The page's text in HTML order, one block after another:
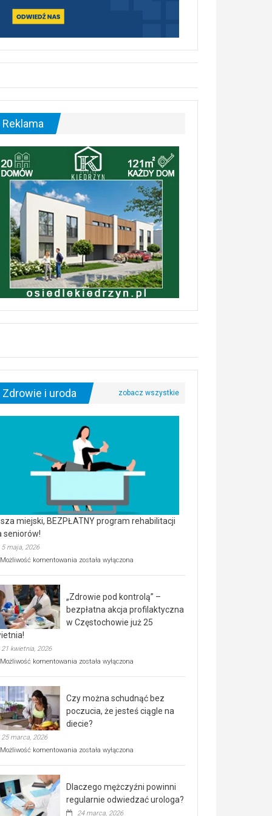
Reklama
Zdrowie i uroda
miejski, BEZPŁATNY program rehabilitacji
seniorów!
5 maja, 2026
Możliwość komentowania Rusza
rehabilitacji
dla
seniorów!
została wyłączona
„Zdrowie pod kontrolą” –
bezpłatna akcja profilaktyczna
w Częstochowie już 25
21 kwietnia, 2026
Możliwość komentowania „Zdrowie
bezpłatna
akcja
profilaktyczna
w
już
kwietnia!
została wyłączona
Czy można schudnąć bez
poczucia, że jesteś ciągle na
diecie?
25 marca, 2026
Możliwość komentowania Czy
poczucia,
że
została wyłączona
Dlaczego mężczyźni powinni
regularnie odwiedzać urologa?
24 marca, 2026